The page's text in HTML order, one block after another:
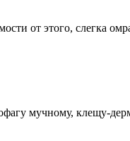
от этого, слегка
мучному, клещу-